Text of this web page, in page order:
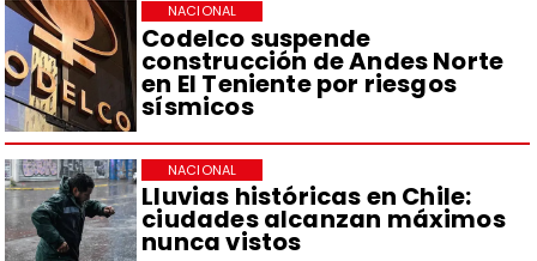
Codelco suspende
construcción de Andes Norte
en El Teniente por riesgos
sísmicos
NACIONAL
Lluvias históricas en Chile:
ciudades alcanzan máximos
nunca vistos
NACIONAL